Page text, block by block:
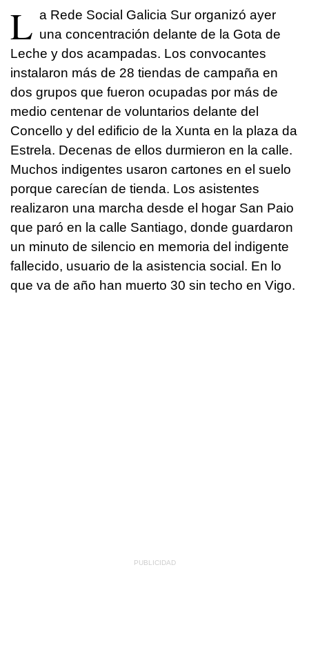
L a Rede Social Galicia Sur organizó ayer
una concentración delante de la Gota de
Leche y dos acampadas. Los convocantes
instalaron más de 28 tiendas de campaña en
dos grupos que fueron ocupadas por más de
medio centenar de voluntarios delante del
Concello y del edificio de la Xunta en la plaza da
Estrela. Decenas de ellos durmieron en la calle.
Muchos indigentes usaron cartones en el suelo
porque carecían de tienda. Los asistentes
realizaron una marcha desde el hogar San Paio
que paró en la calle Santiago, donde guardaron
un minuto de silencio en memoria del indigente
fallecido, usuario de la asistencia social. En lo
que va de año han muerto 30 sin techo en Vigo.